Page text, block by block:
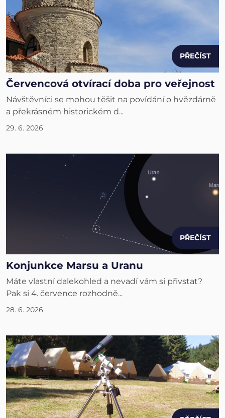
PŘEČÍST
Červencová otvírací doba pro veřejnost
Návštěvníci se mohou těšit na povídání o hvězdárně
a překrásném historickém d...
29. 6. 2026
PŘEČÍST
Konjunkce Marsu a Uranu
Máte vlastní dalekohled a nevadí vám si přivstat?
Pak si 4. července rozhodně...
28. 6. 2026